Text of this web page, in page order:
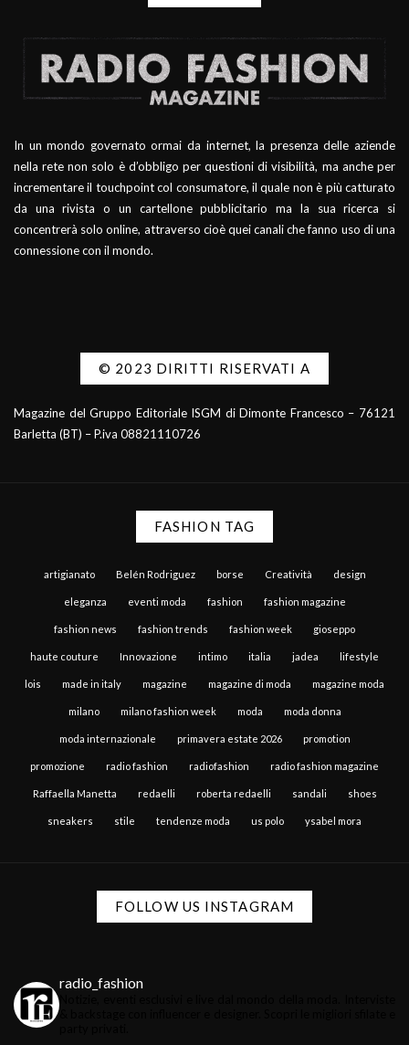
In un mondo governato ormai da internet, la presenza delle aziende
nella rete non solo è d’obbligo per questioni di visibilità, ma anche per
incrementare il touchpoint col consumatore, il quale non è più catturato
da una rivista o un cartellone pubblicitario ma la sua ricerca si
concentrerà solo online, attraverso cioè quei canali che fanno uso di una
connessione con il mondo.
© 2023 DIRITTI RISERVATI A
Magazine del Gruppo Editoriale ISGM di Dimonte Francesco – 76121
Barletta (BT) – P.iva 08821110726
FASHION TAG
artigianato Belén Rodriguez borse Creatività design
eleganza eventi moda fashion fashion magazine
fashion news fashion trends fashion week gioseppo
haute couture Innovazione intimo italia jadea lifestyle
lois made in italy magazine magazine di moda magazine moda
milano milano fashion week moda moda donna
moda internazionale primavera estate 2026 promotion
promozione radio fashion radiofashion radio fashion magazine
Raffaella Manetta redaelli roberta redaelli sandali shoes
sneakers stile tendenze moda us polo ysabel mora
FOLLOW US INSTAGRAM
radio_fashion